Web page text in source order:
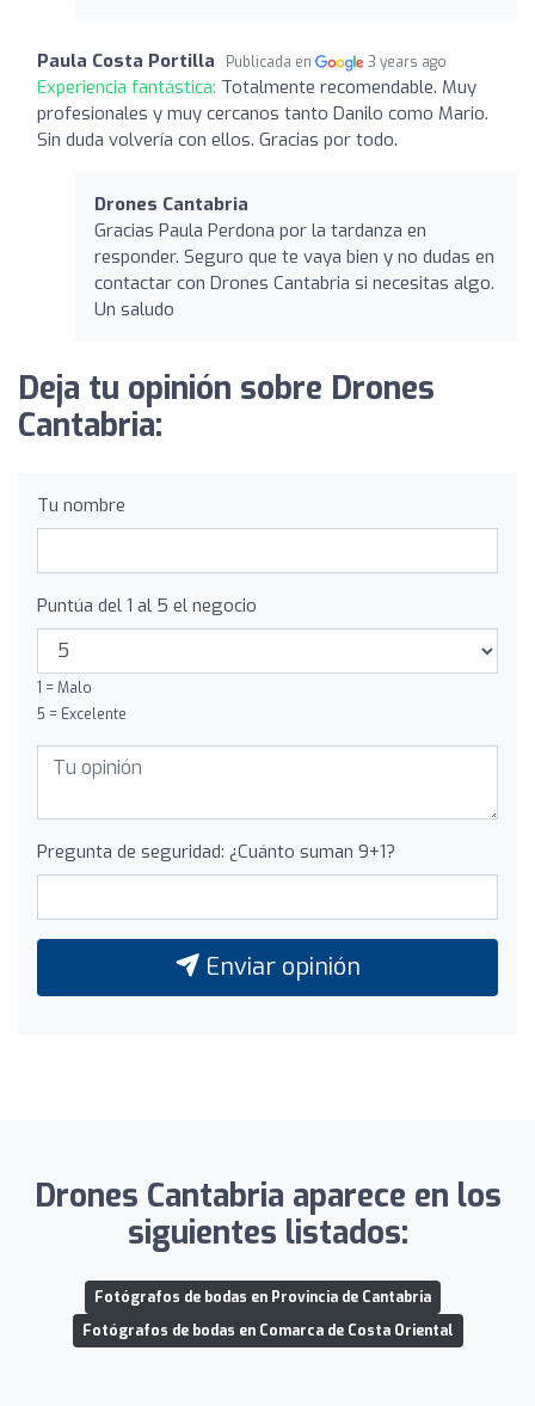
Paula Costa Portilla Publicada en 3 years ago
Experiencia fantástica: Totalmente recomendable. Muy
profesionales y muy cercanos tanto Danilo como Mario.
Sin duda volvería con ellos. Gracias por todo.
Drones Cantabria
Gracias Paula Perdona por la tardanza en
responder. Seguro que te vaya bien y no dudas en
contactar con Drones Cantabria si necesitas algo.
Un saludo
Deja tu opinión sobre Drones
Cantabria:
Tu nombre
Puntúa del 1 al 5 el negocio
1 = Malo
5 = Excelente
Pregunta de seguridad: ¿Cuánto suman 9+1?
Enviar opinión
Drones Cantabria aparece en los
siguientes listados:
Fotógrafos de bodas en Provincia de Cantabria
Fotógrafos de bodas en Comarca de Costa Oriental